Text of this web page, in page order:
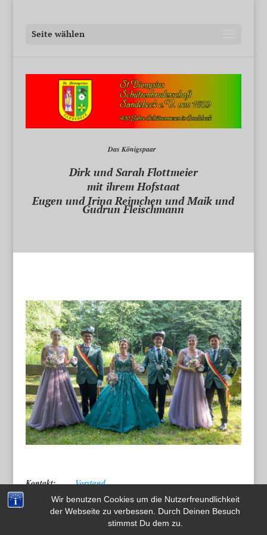
Wir benutzen Cookies um die Nutzerfreundlichkeit
der Webseite zu verbessen. Durch Deinen Besuch
stimmst Du dem zu.
Seite wählen
Das Königspaar
Dirk und Sarah Flottmeier
mit ihrem Hofstaat
Eugen und Irina Reimchen und Maik und
Gudrun Fleischmann
Kontakt:Vorstand
Newsletteranmeldung